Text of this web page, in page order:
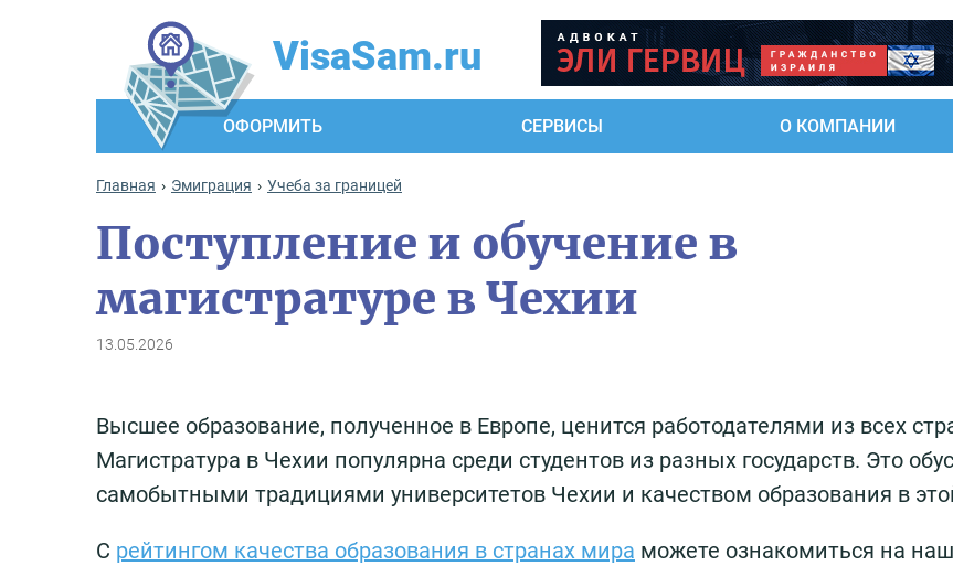
VisaSam.ru
ОФОРМИТЬ СЕРВИСЫ О КОМПАНИИ
Главная Эмиграция Учеба за границей
Поступление и обучение в
магистратуре в Чехии
13.05.2026
Высшее образование, полученное в Европе, ценится работодателями из всех
Магистратура в Чехии популярна среди студентов из разных государств. Это
самобытными традициями университетов Чехии и качеством образования в
С рейтингом качества образования в странах мира можете ознакомиться на